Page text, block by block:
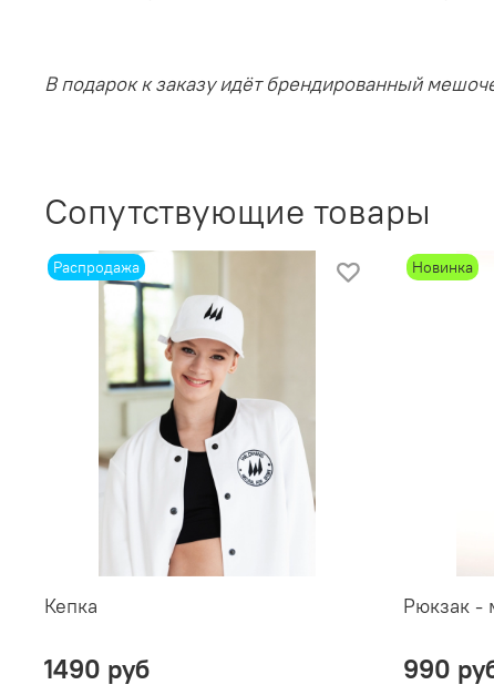
В подарок к заказу идёт брендированный
Сопутствующие товары
Распродажа
Кепка
1490 руб
Новинка
Рюкзак -
990